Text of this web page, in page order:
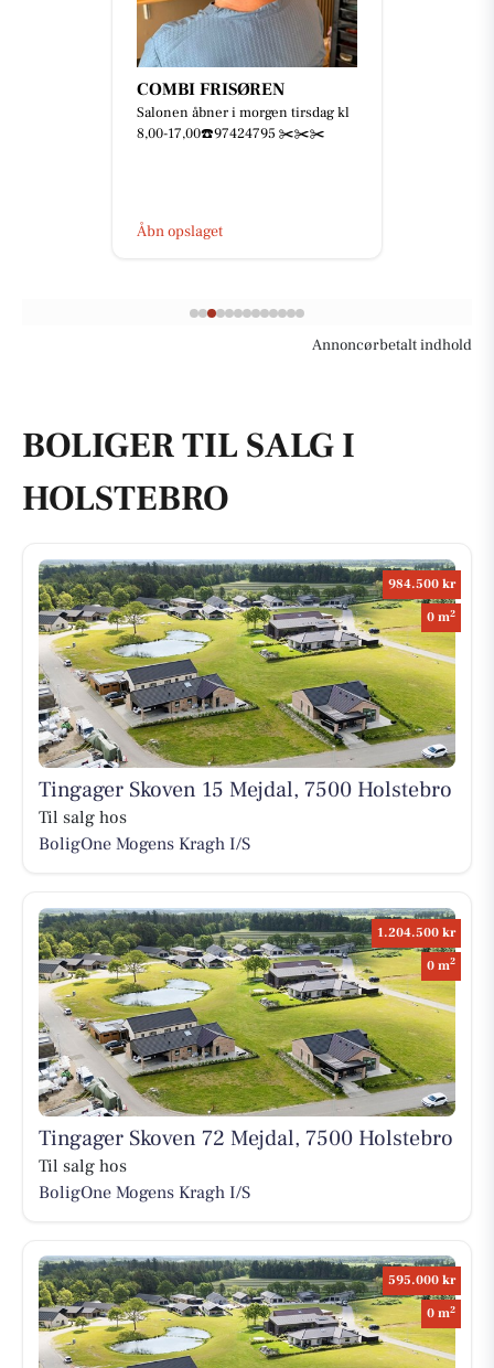
COMBI FRISØREN
Salonen åbner i morgen tirsdag kl
8,00-17,00☎️97424795 ✂️✂️✂️
Åbn opslaget
Annoncørbetalt indhold
BOLIGER TIL SALG I
HOLSTEBRO
984.500 kr
0 m2
Tingager Skoven 15 Mejdal, 7500 Holstebro
Til salg hos
BoligOne Mogens Kragh I/S
1.204.500 kr
0 m2
Tingager Skoven 72 Mejdal, 7500 Holstebro
Til salg hos
BoligOne Mogens Kragh I/S
595.000 kr
0 m2